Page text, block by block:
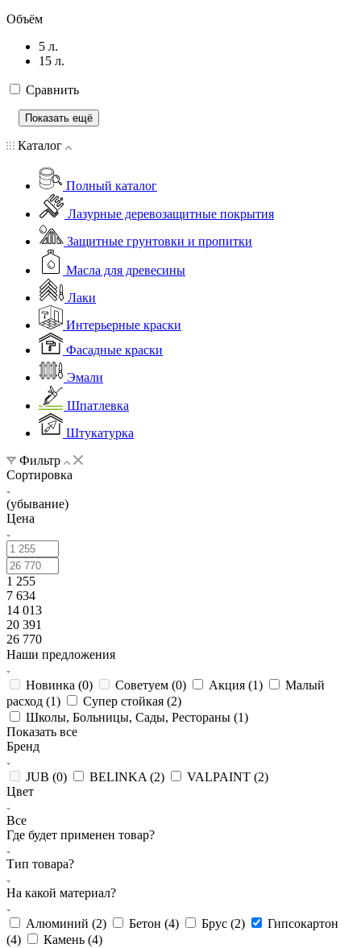
Объём
5 л.
15 л.
Сравнить
Показать ещё
Каталог
Полный каталог
Лазурные деревозащитные покрытия
Защитные грунтовки и пропитки
Масла для древесины
Лаки
Интерьерные краски
Фасадные краски
Эмали
Шпатлевка
Штукатурка
Фильтр
Сортировка
(убывание)
Цена
1 255
7 634
14 013
20 391
26 770
Наши предложения
Новинка (0) Советуем (0) Акция (1)
Малый
расход (1) Супер стойкая (2)
Школы, Больницы, Сады, Рестораны (1)
Показать все
Бренд
JUB (0) BELINKA (2) VALPAINT (2)
Цвет
Все
Где будет применен товар?
Тип товара?
На какой материал?
Алюминий (2) Бетон (4) Брус (2)
Гипсокартон
(4) Камень (4)